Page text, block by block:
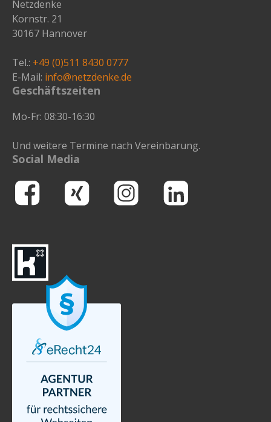
Netzdenke
Kornstr. 21
30167 Hannover
Tel.: +49 (0)511 8430 0777
E-Mail: info@netzdenke.de
Geschäftszeiten
Mo-Fr: 08:30-16:30
Und weitere Termine nach Vereinbarung.
Social Media